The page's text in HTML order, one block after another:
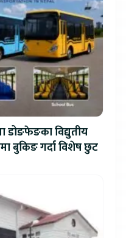
डोङफेङका विद्युतीय
बुकिङ गर्दा विशेष छुट